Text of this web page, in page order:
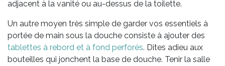
adjacent à la vanité ou au-dessus de la toilette.
Un autre moyen très simple de garder vos essentiels à
portée de main sous la douche consiste à ajouter des
tablettes à rebord et à fond perforés. Dites adieu aux
bouteilles qui jonchent la base de douche. Tenir la salle